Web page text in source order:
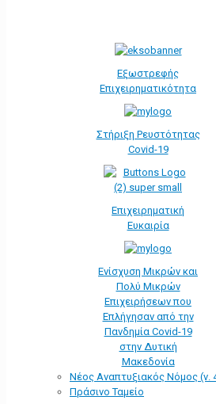
Εξωστρεφής
Επιχειρηματικότητα
Στήριξη Ρευστότητας
Covid-19
Επιχειρηματική
Ευκαιρία
Ενίσχυση Μικρών και
Πολύ Μικρών
Επιχειρήσεων που
Επλήγησαν από την
Πανδημία Covid-19
στην Δυτική
Μακεδονία
Νέος Αναπτυξιακός Νόμος (ν.
Πράσινο Ταμείο